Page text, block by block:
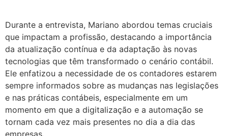
Durante a entrevista, Mariano abordou temas cruciais
que impactam a profissão, destacando a importância
da atualização contínua e da adaptação às novas
tecnologias que têm transformado o cenário contábil.
Ele enfatizou a necessidade de os contadores estarem
sempre informados sobre as mudanças nas legislações
e nas práticas contábeis, especialmente em um
momento em que a digitalização e a automação se
tornam cada vez mais presentes no dia a dia das